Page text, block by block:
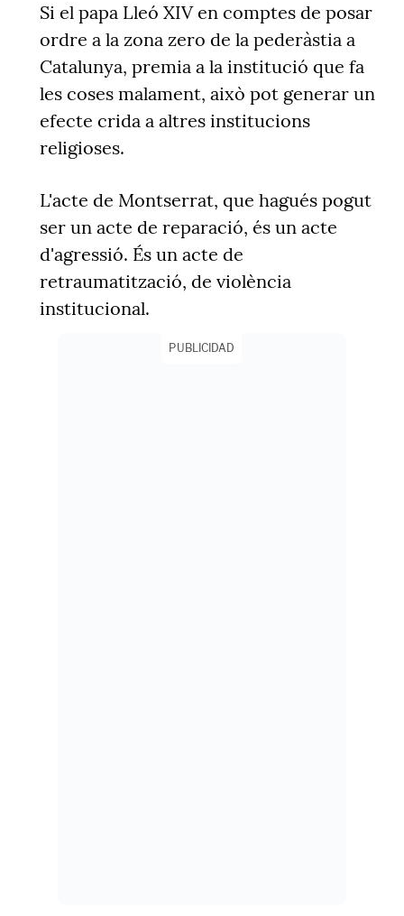
Si el papa Lleó XIV en comptes de posar
ordre a la zona zero de la pederàstia a
Catalunya, premia a la institució que fa
les coses malament, això pot generar un
efecte crida a altres institucions
religioses.
L'acte de Montserrat, que hagués pogut
ser un acte de reparació, és un acte
d'agressió. És un acte de
retraumatització, de violència
institucional.
PUBLICIDAD